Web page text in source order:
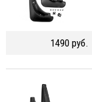
1490 руб.